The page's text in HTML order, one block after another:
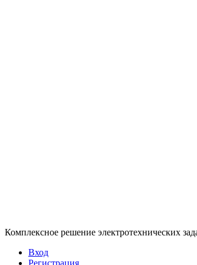
Комплексное решение электротехнических
Вход
Регистрация